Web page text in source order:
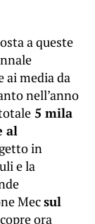
a queste
ai media da
nell’anno
5 mila
al
in
e la
Mecsul
ora